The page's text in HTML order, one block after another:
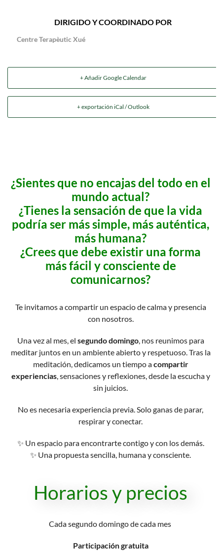
DIRIGIDO Y COORDINADO POR
Centre Terapèutic Xué
+ Añadir Google Calendar
+ exportación iCal / Outlook
¿Sientes que no encajas del todo en el
mundo actual?
¿Tienes la sensación de que la vida
podría ser más simple, más auténtica,
más humana?
¿Crees que debe existir una forma
más fácil y consciente de
comunicarnos?
Te invitamos a compartir un espacio de calma y presencia
con nosotros.
Una vez al mes, el segundo domingo, nos reunimos para
meditar juntos en un ambiente abierto y respetuoso. Tras la
meditación, dedicamos un tiempo acompartir
experiencias, sensaciones y reflexiones, desde la escucha y
sin juicios.
No es necesaria experiencia previa. Solo ganas de parar,
respirar y conectar.
✨ Un espacio para encontrarte contigo y con los demás.
✨ Una propuesta sencilla, humana y consciente.
Horarios y precios
Cada segundo domingo de cada mes
Participación gratuita